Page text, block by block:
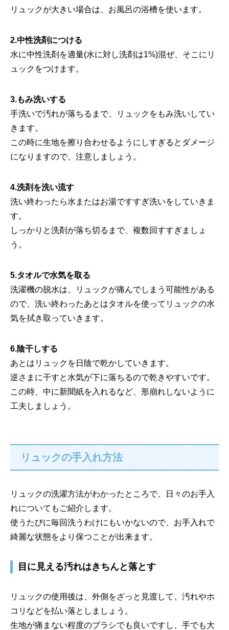
リュックが大きい場合は、お風呂の浴槽を使います。
2.中性洗剤につける
水に中性洗剤を適量(水に対し洗剤は1%)混ぜ、そこにリ
ュックをつけます。
3.もみ洗いする
手洗いで汚れが落ちるまで、リュックをもみ洗いしてい
きます。
この時に生地を擦り合わせるようにしすぎるとダメージ
になりますので、注意しましょう。
4.洗剤を洗い流す
洗い終わったら水またはお湯ですすぎ洗いをしていきま
す。
しっかりと洗剤が落ち切るまで、複数回すすぎましょ
う。
5.タオルで水気を取る
洗濯機の脱水は、リュックが痛んでしまう可能性がある
ので、洗い終わったあとはタオルを使ってリュックの水
気を拭き取っていきます。
6.陰干しする
あとはリュックを日陰で乾かしていきます。
逆さまに干すと水気が下に落ちるので乾きやすいです。
この時、中に新聞紙を入れるなど、形崩れしないように
工夫しましょう。
リュックの手入れ方法
リュックの洗濯方法がわかったところで、日々のお手入
れについてもご紹介します。
使うたびに毎回洗うわけにもいかないので、お手入れで
綺麗な状態をより保つことが出来ます。
目に見える汚れはきちんと落とす
リュックの使用後は、外側をざっと見渡して、汚れやホ
コリなどを払い落としましょう。
生地が痛まない程度のブラシでも良いですし、手でも大